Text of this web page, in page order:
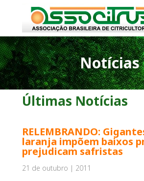
Notícias
Últimas Notícias
RELEMBRANDO:
laranja impõem baixos
prejudicam safristas
21 de outubro | 2011